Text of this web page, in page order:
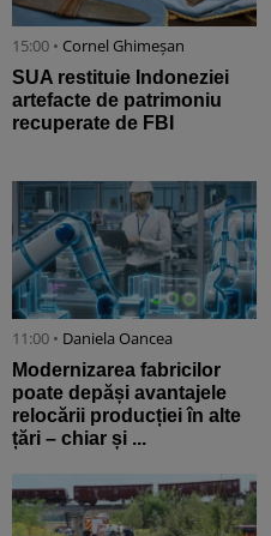
15:00 • Cornel Ghimeșan
SUA restituie Indoneziei
artefacte de patrimoniu
recuperate de FBI
11:00 • Daniela Oancea
Modernizarea fabricilor
poate depăși avantajele
relocării producției în alte
țări – chiar și ...